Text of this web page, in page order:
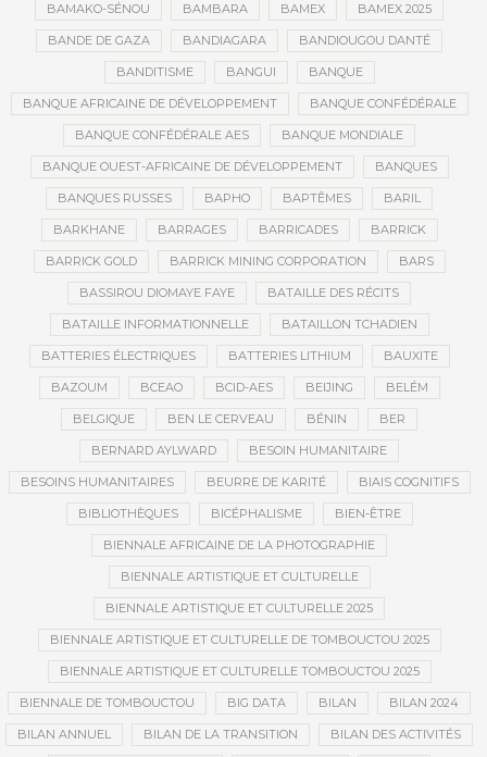
BAMAKO-SÉNOU BAMBARA BAMEX BAMEX 2025
BANDE DE GAZA BANDIAGARA BANDIOUGOU DANTÉ
BANDITISME BANGUI BANQUE
BANQUE AFRICAINE DE DÉVELOPPEMENT BANQUE CONFÉDÉRALE
BANQUE CONFÉDÉRALE AES BANQUE MONDIALE
BANQUE OUEST-AFRICAINE DE DÉVELOPPEMENT BANQUES
BANQUES RUSSES BAPHO BAPTÊMES BARIL
BARKHANE BARRAGES BARRICADES BARRICK
BARRICK GOLD BARRICK MINING CORPORATION BARS
BASSIROU DIOMAYE FAYE BATAILLE DES RÉCITS
BATAILLE INFORMATIONNELLE BATAILLON TCHADIEN
BATTERIES ÉLECTRIQUES BATTERIES LITHIUM BAUXITE
BAZOUM BCEAO BCID-AES BEIJING BELÉM
BELGIQUE BEN LE CERVEAU BÉNIN BER
BERNARD AYLWARD BESOIN HUMANITAIRE
BESOINS HUMANITAIRES BEURRE DE KARITÉ BIAIS COGNITIFS
BIBLIOTHÈQUES BICÉPHALISME BIEN-ÊTRE
BIENNALE AFRICAINE DE LA PHOTOGRAPHIE
BIENNALE ARTISTIQUE ET CULTURELLE
BIENNALE ARTISTIQUE ET CULTURELLE 2025
BIENNALE ARTISTIQUE ET CULTURELLE DE TOMBOUCTOU 2025
BIENNALE ARTISTIQUE ET CULTURELLE TOMBOUCTOU 2025
BIENNALE DE TOMBOUCTOU BIG DATA BILAN BILAN 2024
BILAN ANNUEL BILAN DE LA TRANSITION BILAN DES ACTIVITÉS